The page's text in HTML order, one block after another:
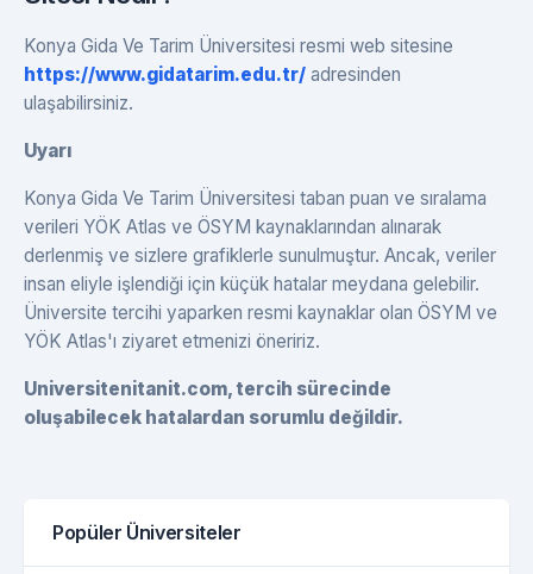
Konya Gida Ve Tarim Üniversitesi resmi web sitesine
https://www.gidatarim.edu.tr/ adresinden
ulaşabilirsiniz.
Uyarı
Konya Gida Ve Tarim Üniversitesi taban puan ve sıralama
verileri YÖK Atlas ve ÖSYM kaynaklarından alınarak
derlenmiş ve sizlere grafiklerle sunulmuştur. Ancak, veriler
insan eliyle işlendiği için küçük hatalar meydana gelebilir.
Üniversite tercihi yaparken resmi kaynaklar olan ÖSYM ve
YÖK Atlas'ı ziyaret etmenizi öneririz.
Universitenitanit.com, tercih sürecinde
oluşabilecek hatalardan sorumlu değildir.
Popüler Üniversiteler